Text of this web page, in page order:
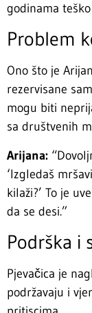
godinama
Problem
Ono što je
rezervisane
mogu biti
sa društvenih
Arijana:
‘Izgledaš
kilaži?’ To je
da se desi.”
Podrška i
Pjevačica je
podržavaju i